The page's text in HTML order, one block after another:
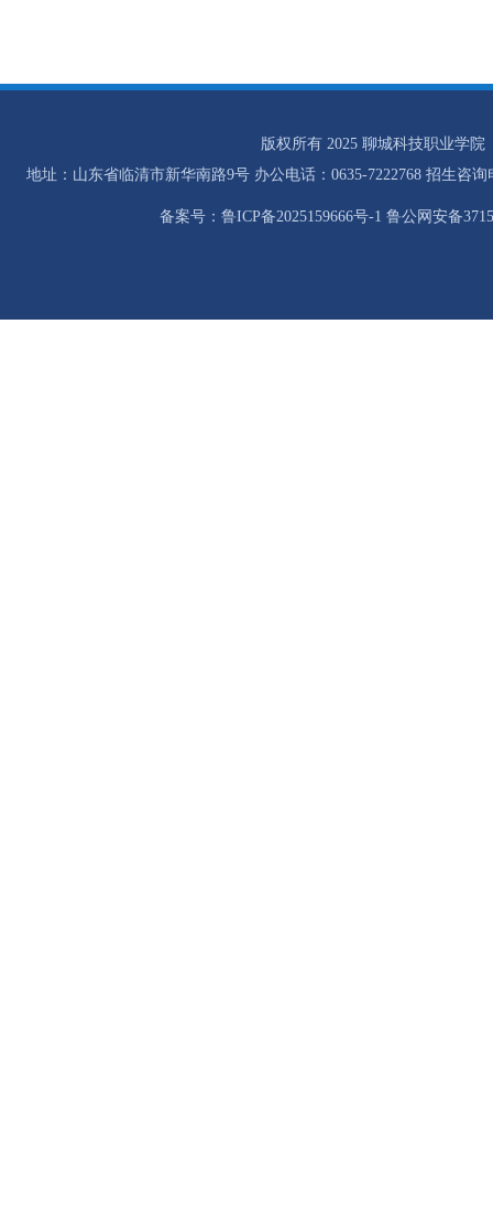
版权所有 2025 聊城科技职业学院
地址：山东省临清市新华南路9号 办公电话：0635-7222768 招生咨询
备案号：鲁ICP备2025159666号-1 鲁公网安备